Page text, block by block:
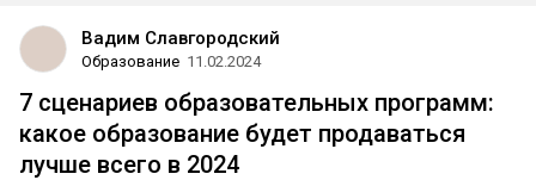
Вадим Славгородский
Образование 11.02.2024
7 сценариев образовательных программ:
какое образование будет продаваться
лучше всего в 2024